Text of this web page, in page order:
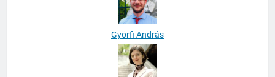
Györfi András